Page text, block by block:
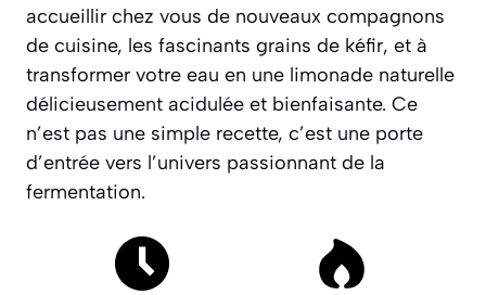
accueillir chez vous de nouveaux compagnons
de cuisine, les fascinants grains de kéfir, et à
transformer votre eau en une limonade naturelle
délicieusement acidulée et bienfaisante. Ce
n’est pas une simple recette, c’est une porte
d’entrée vers l’univers passionnant de la
fermentation.